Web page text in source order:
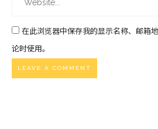
在此浏览器中保存我的显示名称、邮箱
论时使用。